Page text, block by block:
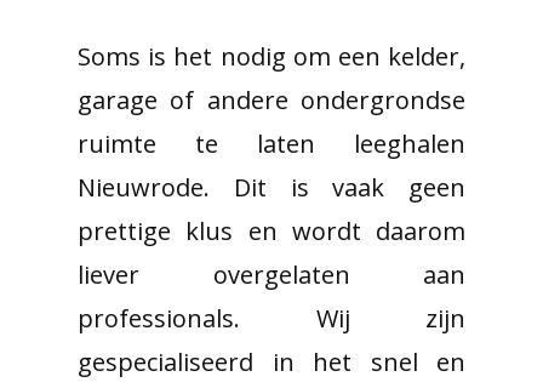
Soms is het nodig om een kelder,
garage of andere ondergrondse
ruimte te laten leeghalen
Nieuwrode. Dit is vaak geen
prettige klus en wordt daarom
liever overgelaten aan
professionals. Wij zijn
gespecialiseerd in het snel en